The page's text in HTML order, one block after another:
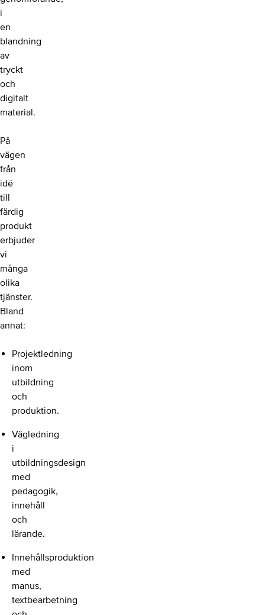
i
en
blandning
av
tryckt
och
digitalt
material.
På
vägen
från
idé
till
färdig
produkt
erbjuder
vi
många
olika
tjänster.
Bland
annat:
Projektledning
inom
utbildning
och
produktion.
Vägledning
i
utbildningsdesign
med
pedagogik,
innehåll
och
lärande.
Innehållsproduktion
med
manus,
textbearbetning